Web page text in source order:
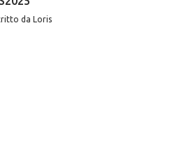
da Loris